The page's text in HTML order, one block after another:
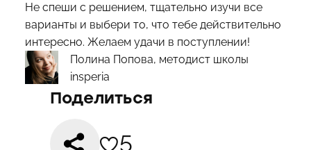
Не спеши с решением, тщательно изучи все
варианты и выбери то, что тебе действительно
интересно. Желаем удачи в поступлении!
Полина Попова, методист школы
insperia
Поделиться
5